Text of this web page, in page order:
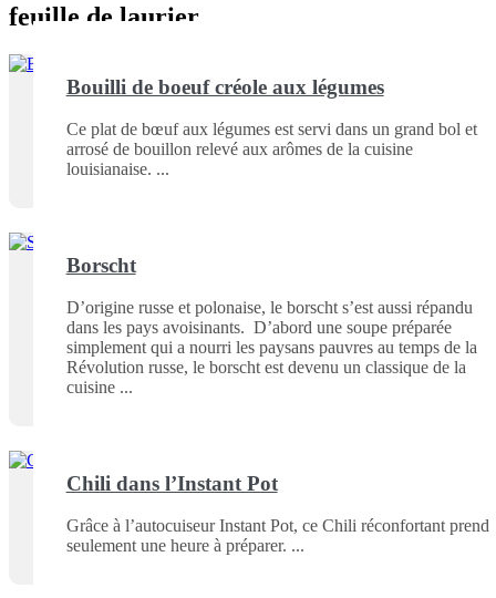
feuille de laurier
Bouilli de boeuf créole aux légumes
Ce plat de bœuf aux légumes est servi dans un grand bol et
arrosé de bouillon relevé aux arômes de la cuisine
louisianaise.
Borscht
D’origine russe et polonaise, le borscht s’est aussi répandu
dans les pays avoisinants. D’abord une soupe préparée
simplement qui a nourri les paysans pauvres au temps de la
Révolution russe, le borscht est devenu un classique de la
cuisine
Chili dans l’Instant Pot
Grâce à l’autocuiseur Instant Pot, ce Chili réconfortant prend
seulement une heure à préparer.